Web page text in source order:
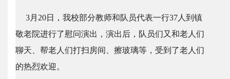
3月20日，我校部分教师和队员代表一行37人到镇
敬老院进行了慰问演出，演出后，队员们又和老人们
聊天、帮老人们打扫房间、擦玻璃等，受到了老人们
的热烈欢迎。